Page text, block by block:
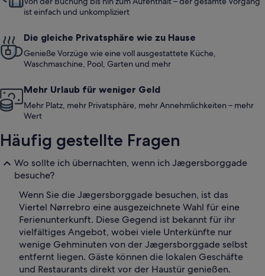
ist einfach und unkompliziert
Die gleiche Privatsphäre wie zu Hause
Genieße Vorzüge wie eine voll ausgestattete Küche,
Waschmaschine, Pool, Garten und mehr
Mehr Urlaub für weniger Geld
Mehr Platz, mehr Privatsphäre, mehr Annehmlichkeiten – mehr
Wert
Häufig gestellte Fragen
Wo sollte ich übernachten, wenn ich Jægersborggade
besuche?
Wenn Sie die Jægersborggade besuchen, ist das
Viertel Nørrebro eine ausgezeichnete Wahl für eine
Ferienunterkunft. Diese Gegend ist bekannt für ihr
vielfältiges Angebot, wobei viele Unterkünfte nur
wenige Gehminuten von der Jægersborggade selbst
entfernt liegen. Gäste können die lokalen Geschäfte
und Restaurants direkt vor der Haustür genießen.